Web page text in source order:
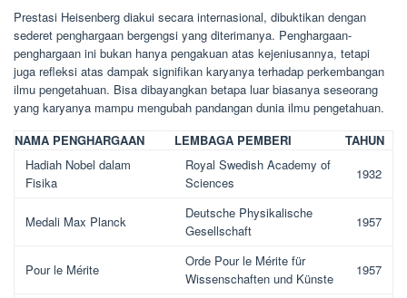
Prestasi Heisenberg diakui secara internasional, dibuktikan dengan
sederet penghargaan bergengsi yang diterimanya. Penghargaan-
penghargaan ini bukan hanya pengakuan atas kejeniusannya, tetapi
juga refleksi atas dampak signifikan karyanya terhadap perkembangan
ilmu pengetahuan. Bisa dibayangkan betapa luar biasanya seseorang
yang karyanya mampu mengubah pandangan dunia ilmu pengetahuan.
NAMA PENGHARGAAN
LEMBAGA PEMBERI
TAHUN
Hadiah Nobel dalam
Fisika
Royal Swedish Academy of
Sciences
1932
Medali Max Planck
Deutsche Physikalische
Gesellschaft
1957
Pour le Mérite
Orde Pour le Mérite für
Wissenschaften und Künste
1957